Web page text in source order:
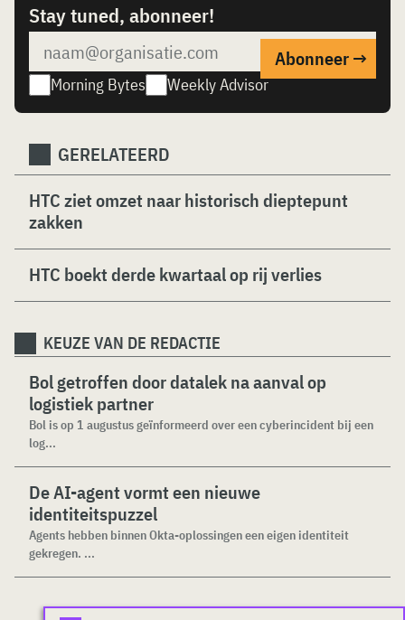
Stay tuned, abonneer!
Morning Bytes Weekly Advisor
GERELATEERD
HTC ziet omzet naar historisch dieptepunt
zakken
HTC boekt derde kwartaal op rij verlies
KEUZE VAN DE REDACTIE
Bol getroffen door datalek na aanval op
logistiek partner
Bol is op 1 augustus geïnformeerd over een cyberincident bij een
log...
De AI-agent vormt een nieuwe
identiteitspuzzel
Agents hebben binnen Okta-oplossingen een eigen identiteit
gekregen. ...